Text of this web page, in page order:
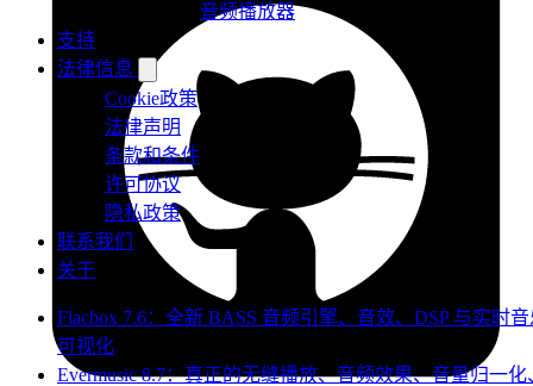
音频播放器
支持
法律信息
Cookie政策
法律声明
条款和条件
许可协议
隐私政策
联系我们
关于
Flacbox 7.6：全新 BASS 音频引擎、音效、DSP 与实时
可视化
Evermusic 8.7：真正的无缝播放、音频效果、音量归一化